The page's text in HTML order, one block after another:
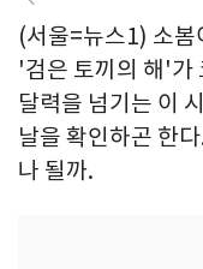
(서울=뉴스1) 소
'검은 토끼의 해'가
달력을 넘기는 이
날을 확인하곤 한
나 될까.